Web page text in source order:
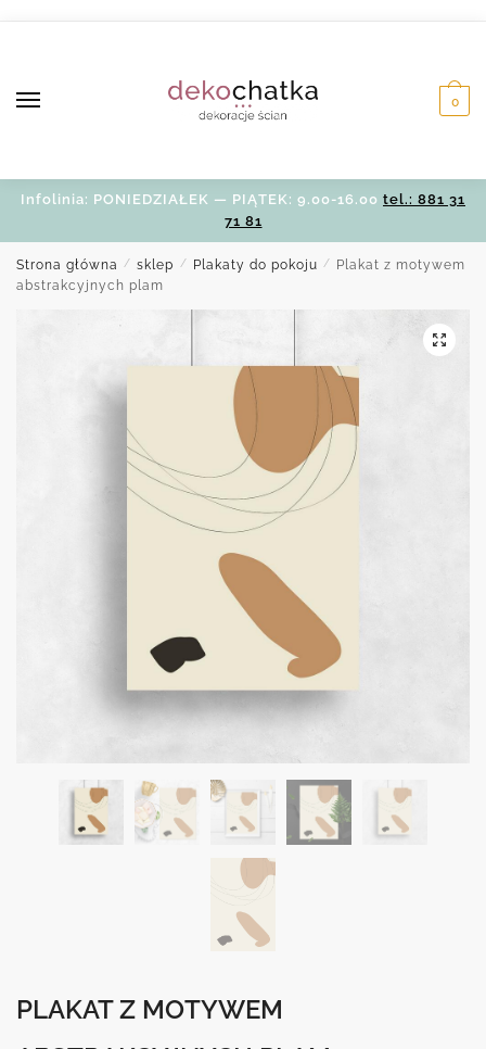
0
Infolinia: PONIEDZIAŁEK — PIĄTEK: 9.00-16.00 tel.: 881 31
71 81
Strona główna / sklep / Plakaty do pokoju /
Plakat z motywem
abstrakcyjnych plam
PLAKAT Z MOTYWEM